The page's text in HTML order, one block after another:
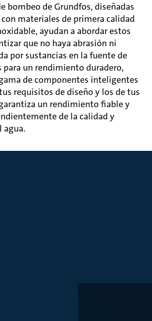
bombeo de Grundfos, diseñadas
materiales de primera calidad
ayudan a abordar estos
que no haya abrasión ni
por sustancias en la fuente de
para un rendimiento duradero,
de componentes inteligentes
requisitos de diseño y los de tus
un rendimiento fiable y
de la calidad y
agua.